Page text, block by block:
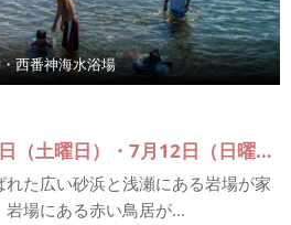
西番神海水浴場
監視員：2026年7月11日（土曜日）・7月12日（日曜日）、7月18日（土曜日）～7月20日（月曜日）、7月25日（土曜日）・7月26日（日曜日）、8月1日（土曜日）・8月2日（日曜日）、8月6日（土曜日）～8月16日（日曜日）
れた広い砂浜と浅瀬にある岩場が家
場にある赤い鳥居が...